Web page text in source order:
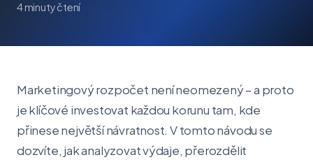
4 minuty čtení
Marketingový rozpočet není neomezený – a proto
je klíčové investovat každou korunu tam, kde
přinese největší návratnost. V tomto návodu se
dozvíte, jak analyzovat výdaje, přerozdělit